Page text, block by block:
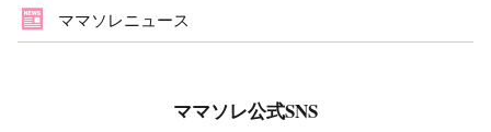
ママソレニュース
ママソレ公式SNS